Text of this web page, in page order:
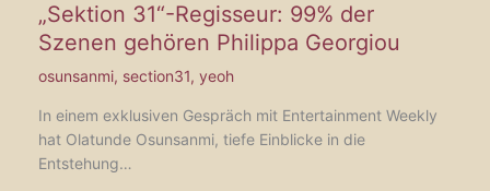
„Sektion 31“-Regisseur: 99% der
Szenen gehören Philippa Georgiou
osunsanmi, section31, yeoh
In einem exklusiven Gespräch mit Entertainment Weekly
hat Olatunde Osunsanmi, tiefe Einblicke in die
Entstehung…